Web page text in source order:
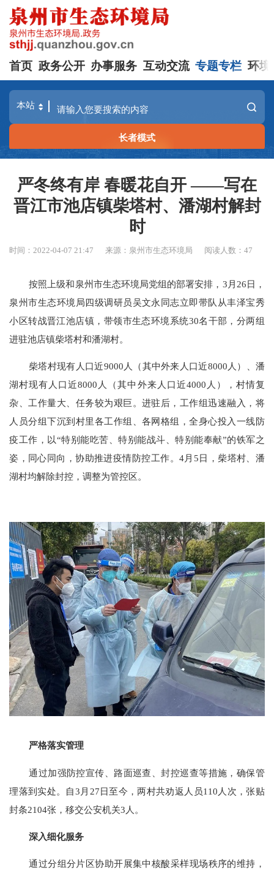
首页 政务公开 办事服务 互动交流 专题专栏 环境
长者模式
严冬终有岸 春暖花自开 ——写在
晋江市池店镇柴塔村、潘湖村解封
时
时间：2022-04-07 21:47 来源：泉州市生态环境局 阅读人数：47
按照上级和泉州市生态环境局党组的部署安排， 3月26日，
泉州市生态环境局四级调研员吴文永同志立即带队从丰泽宝秀
小区转战晋江池店镇，带领市生态环境系统30名干部，分两组
进驻池店镇柴塔村和潘湖村。
柴塔村现有人口近9000人（其中外来人口近8000人）、潘
湖村现有人口近8000人（其中外来人口近4000人），村情复
杂、工作量大、任务较为艰巨。进驻后，工作组迅速融入，将
人员分组下沉到村里各工作组、各网格组，全身心投入一线防
疫工作，以“特别能吃苦、特别能战斗、特别能奉献”的铁军之
姿，同心同向，协助推进疫情防控工作。4月5日，柴塔村、潘
湖村均解除封控，调整为管控区。
严格落实管理
通过加强防控宣传、路面巡查、封控巡查等措施，确保管
理落到实处。自3月27日至今，两村共劝返人员110人次，张贴
封条2104张，移交公安机关3人。
深入细化服务
通过分组分片区协助开展集中核酸采样现场秩序的维持，